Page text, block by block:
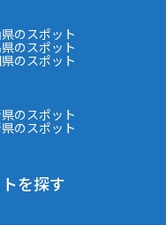
のスポット
のスポット
のスポット
のスポット
のスポット
を探す